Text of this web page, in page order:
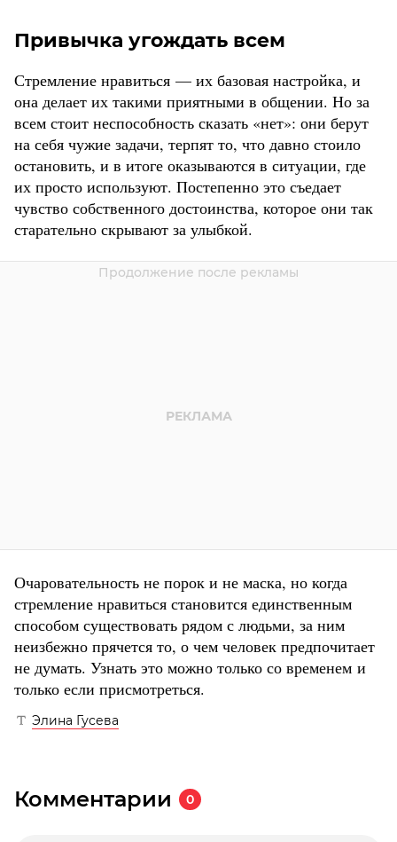
Привычка угождать всем
Стремление нравиться — их базовая настройка, и
она делает их такими приятными в общении. Но за
всем стоит неспособность сказать «нет»: они берут
на себя чужие задачи, терпят то, что давно стоило
остановить, и в итоге оказываются в ситуации, где
их просто используют. Постепенно это съедает
чувство собственного достоинства, которое они так
старательно скрывают за улыбкой.
Очаровательность не порок и не маска, но когда
стремление нравиться становится единственным
способом существовать рядом с людьми, за ним
неизбежно прячется то, о чем человек предпочитает
не думать. Узнать это можно только со временем и
только если присмотреться.
Элина Гусева
Комментарии 0